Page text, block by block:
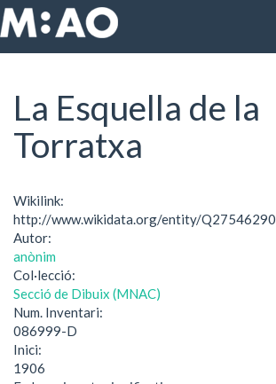
Vés al contingut
Inici La Esquella de la Torratxa
La Esquella de la
Torratxa
Wikilink:
http://www.wikidata.org/entity/Q27546290
Autor:
anònim
Col·lecció:
Secció de Dibuix (MNAC)
Num. Inventari:
086999-D
Inici:
1906